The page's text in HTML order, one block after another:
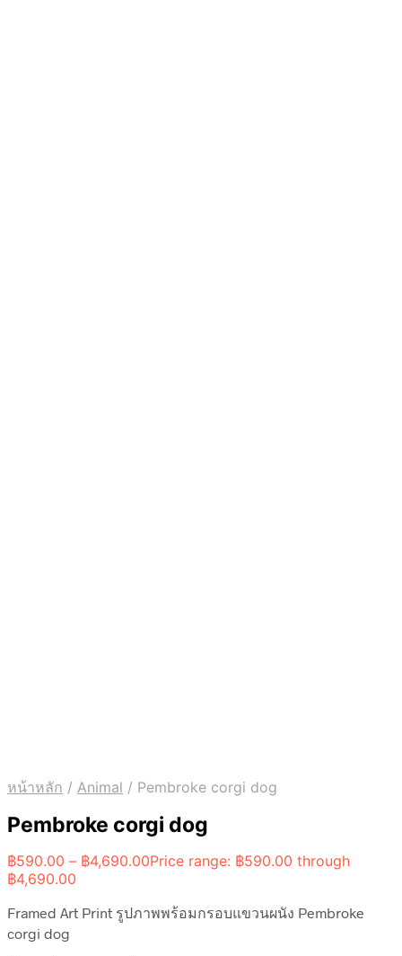
หน้าหลัก / Animal / Pembroke corgi dog
Pembroke corgi dog
฿590.00 – ฿4,690.00Price range: ฿590.00 through
฿4,690.00
Framed Art Print รูปภาพพร้อมกรอบแขวนผนัง Pembroke
corgi dog